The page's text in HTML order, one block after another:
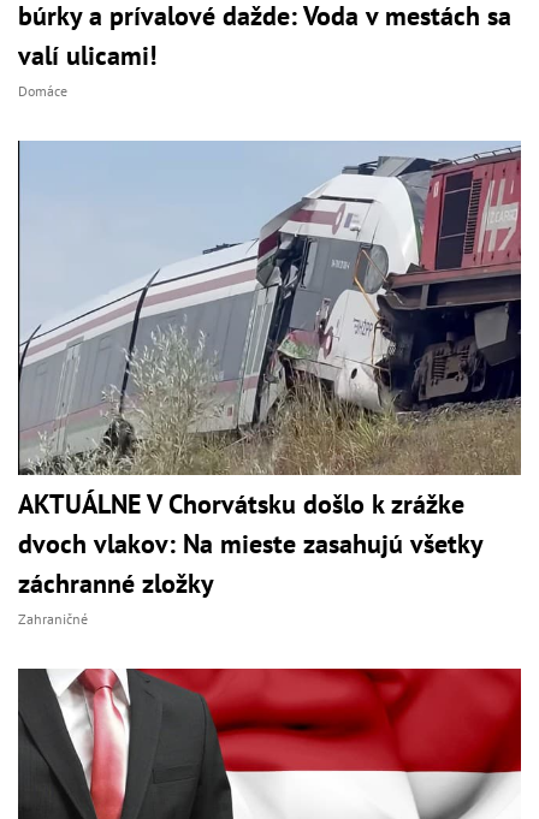
búrky a prívalové dažde: Voda v mestách sa
valí ulicami!
Domáce
AKTUÁLNE V Chorvátsku došlo k zrážke
dvoch vlakov: Na mieste zasahujú všetky
záchranné zložky
Zahraničné